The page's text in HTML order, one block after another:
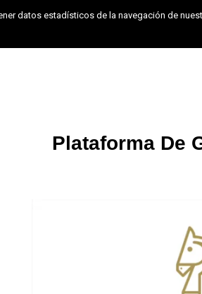
Plataforma De
datos estadísticos de la navegación de